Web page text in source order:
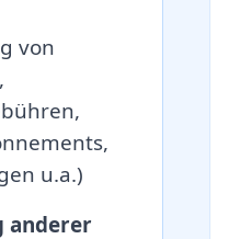
von
u.a.)
anderer